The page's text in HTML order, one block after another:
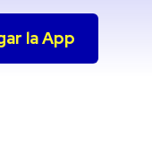
la App